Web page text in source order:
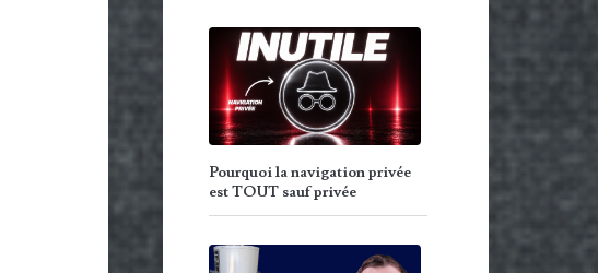
Pourquoi la navigation privée
est TOUT sauf privée